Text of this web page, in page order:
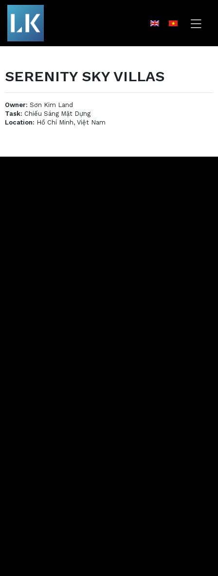
SERENITY SKY VILLAS
Owner: Sơn Kim Land
Task: Chiếu Sáng Mặt Dựng
Location: Hồ Chí Minh, Việt Nam